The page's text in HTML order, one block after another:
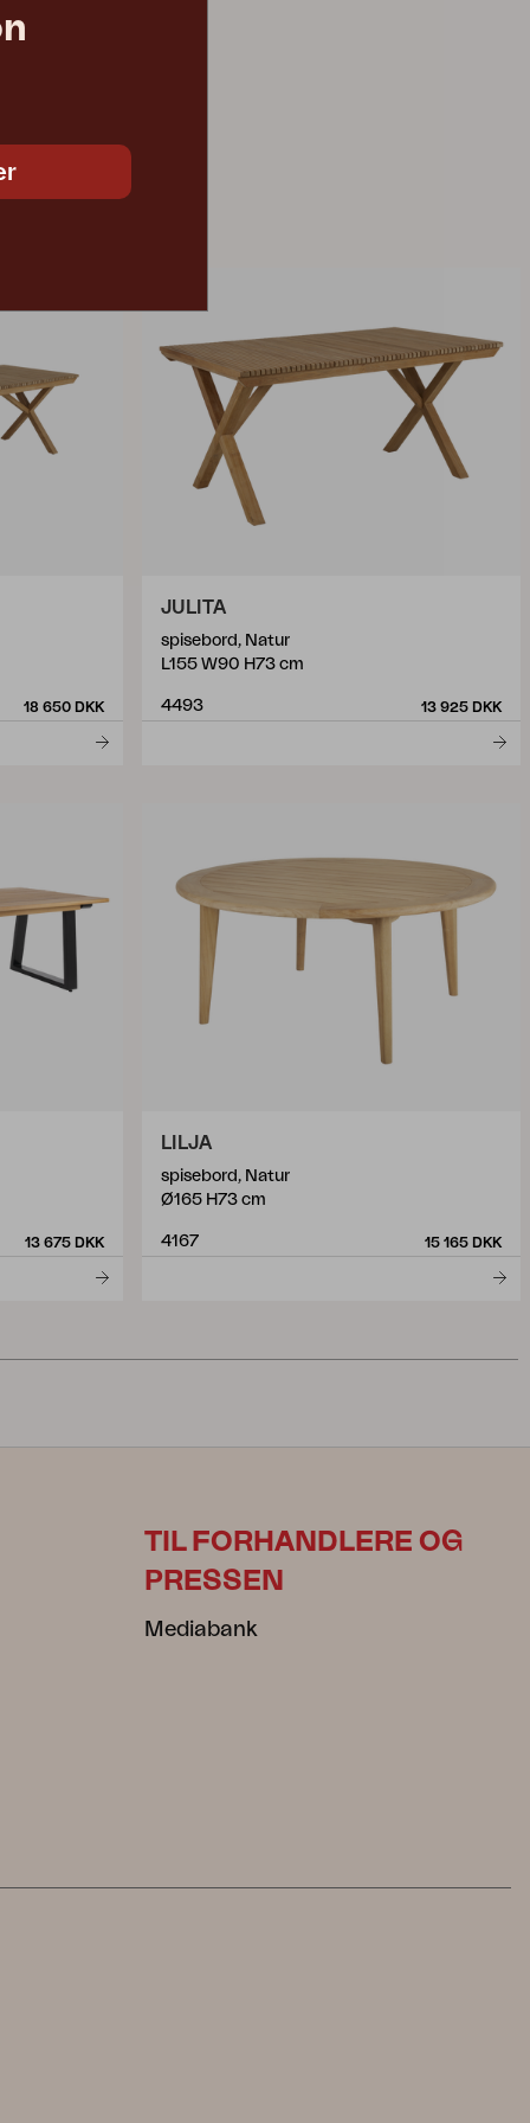
18 650 DKK
JULITA
spisebord, Natur
L155 W90 H73 cm
4493 13 925 DKK
13 675 DKK
LILJA
spisebord, Natur
Ø165 H73 cm
4167 15 165 DKK
TIL FORHANDLERE OG
PRESSEN
Mediabank